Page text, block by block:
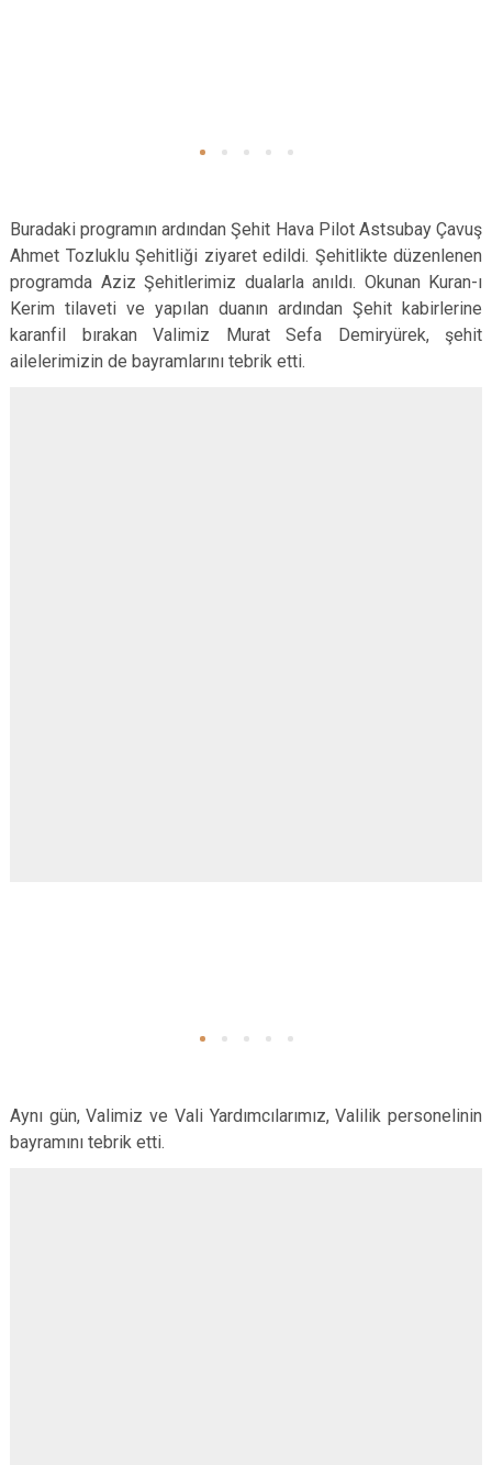
Buradaki programın ardından Şehit Hava Pilot Astsubay Çavuş
Ahmet Tozluklu Şehitliği ziyaret edildi. Şehitlikte düzenlenen
programda Aziz Şehitlerimiz dualarla anıldı. Okunan Kuran-ı
Kerim tilaveti ve yapılan duanın ardından Şehit kabirlerine
karanfil bırakan Valimiz Murat Sefa Demiryürek, şehit
ailelerimizin de bayramlarını tebrik etti.
Aynı gün, Valimiz ve Vali Yardımcılarımız, Valilik personelinin
bayramını tebrik etti.